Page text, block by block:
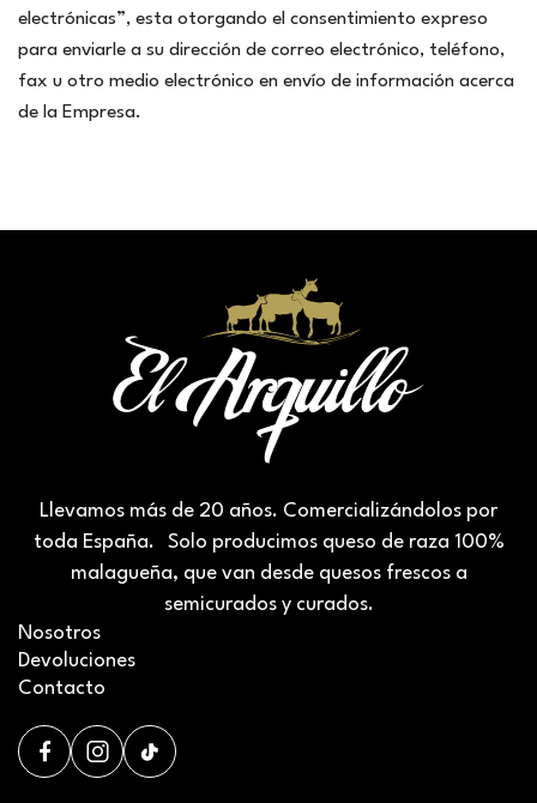
electrónicas”, esta otorgando el consentimiento expreso
para enviarle a su dirección de correo electrónico, teléfono,
fax u otro medio electrónico en envío de información acerca
de la Empresa.
Nosotros
Devoluciones
Contacto
Llevamos más de 20 años. Comercializándolos por
toda España. Solo producimos queso de raza 100%
malagueña, que van desde quesos frescos a
semicurados y curados.